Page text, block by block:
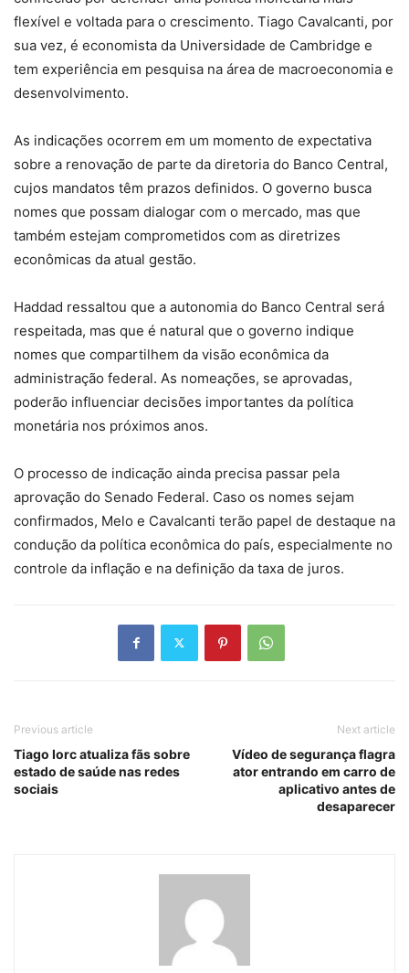
flexível e voltada para o crescimento. Tiago Cavalcanti, por
sua vez, é economista da Universidade de Cambridge e
tem experiência em pesquisa na área de macroeconomia e
desenvolvimento.
As indicações ocorrem em um momento de expectativa
sobre a renovação de parte da diretoria do Banco Central,
cujos mandatos têm prazos definidos. O governo busca
nomes que possam dialogar com o mercado, mas que
também estejam comprometidos com as diretrizes
econômicas da atual gestão.
Haddad ressaltou que a autonomia do Banco Central será
respeitada, mas que é natural que o governo indique
nomes que compartilhem da visão econômica da
administração federal. As nomeações, se aprovadas,
poderão influenciar decisões importantes da política
monetária nos próximos anos.
O processo de indicação ainda precisa passar pela
aprovação do Senado Federal. Caso os nomes sejam
confirmados, Melo e Cavalcanti terão papel de destaque na
condução da política econômica do país, especialmente no
controle da inflação e na definição da taxa de juros.
Previous article
Tiago Iorc atualiza fãs sobre
estado de saúde nas redes
sociais
Next article
Vídeo de segurança flagra
ator entrando em carro de
aplicativo antes de
desaparecer